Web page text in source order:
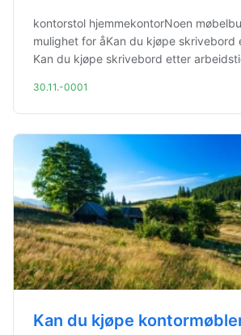
kontorstol hjemmekontorNoen
mulighet for åKan du kjøpe skrivebord
Kan du kjøpe skrivebord etter
30.11.-0001
Kan du kjøpe